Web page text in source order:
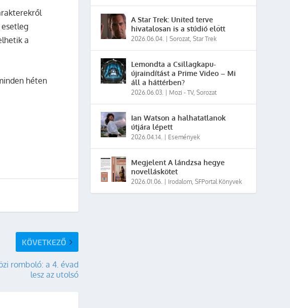
esetleg
a
héten
KÖVETKEZŐ
romboló: a 4. évad
lesz az utolsó
A Star Trek: United terve
hivatalosan is a stúdió előtt
2026.06.04. |Sorozat,Star Trek
Lemondta a Csillagkapu-
újraindítást a Prime Video – Mi
áll a háttérben?
2026.06.03. Mozi - TV,Sorozat
Ian Watson a halhatatlanok
útjára lépett
2026.04.14. Események
Megjelent A lándzsa hegye
novelláskötet
2026.01.06. Irodalom,SFPortal Könyvek